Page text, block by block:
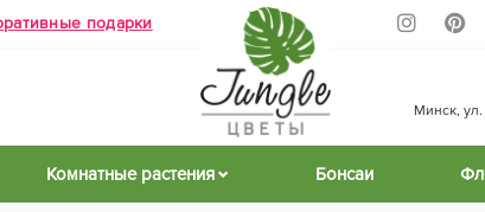
подарки
Минск,
Комнатные растения Бонсаи